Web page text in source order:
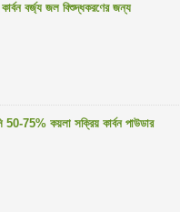
বর্জ্য জল বিশুদ্ধকরণের জন্য
50-75% কয়লা সক্রিয় কার্বন পাউডার